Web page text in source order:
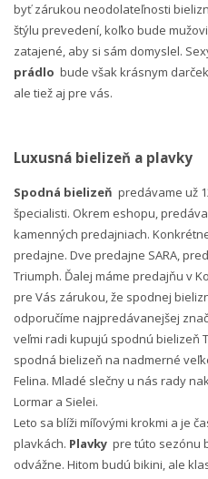
byť zárukou neodolateľnosti
štýlu prevedení, koľko bude
zatajené, aby si sám domyslel.
prádlo bude však krásnym
ale tiež aj pre vás.
Luxusná bielizeň a plavky
Spodná bielizeň predávame už
špecialisti. Okrem eshopu,
kamenných predajniach.
predajne. Dve predajne SARA,
Triumph. Ďalej máme predajňu v
pre Vás zárukou, že spodnej
odporučíme najpredávanejšej
veľmi radi kupujú spodnú bielizeň
spodná bielizeň na nadmerné
Felina. Mladé slečny u nás rady
Lormar a Sielei.
Leto sa blíži míľovými krokmi a je
plavkách. Plavky pre túto sezónu
odvážne. Hitom budú bikini, ale